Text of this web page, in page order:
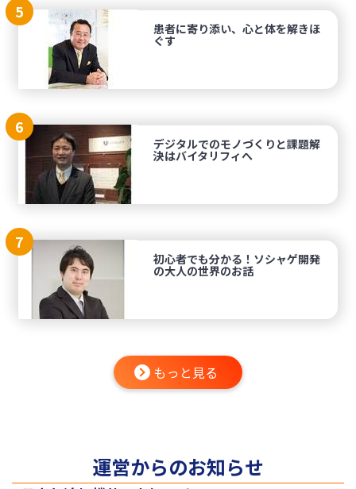
5
患者に寄り添い、心と体を解きほ
ぐす
6
デジタルでのモノづくりと課題解
決はバイタリフィへ
7
初心者でも分かる！ソシャゲ開発
の大人の世界のお話
もっと見る
運営からのお知らせ